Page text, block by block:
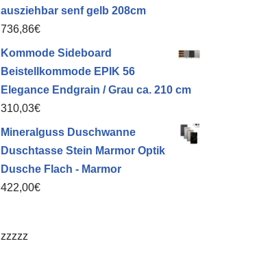
ausziehbar senf gelb 208cm
736,86€
Kommode Sideboard
Beistellkommode EPIK 56
Elegance Endgrain / Grau ca. 210 cm
310,03€
Mineralguss Duschwanne
Duschtasse Stein Marmor Optik
Dusche Flach - Marmor
422,00€
zzzzz